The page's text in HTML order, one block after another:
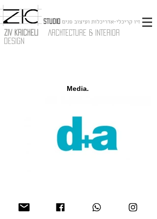
STUDIO
ZIV KRICHELI
ARCHTECTURE & INTERIOR
DESIGN
זיו קריכלי-אדריכלות ועיצוב פנים
Media.